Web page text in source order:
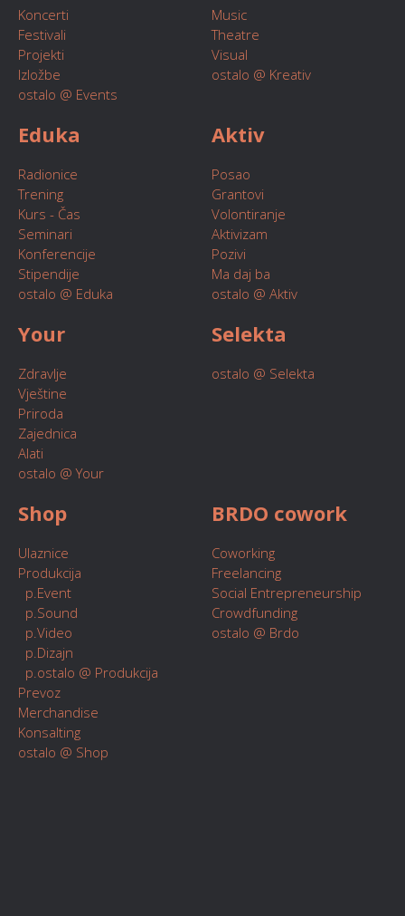
Koncerti
Festivali
Projekti
Izložbe
ostalo @ Events
Music
Theatre
Visual
ostalo @ Kreativ
Eduka
Radionice
Trening
Kurs - Čas
Seminari
Konferencije
Stipendije
ostalo @ Eduka
Aktiv
Posao
Grantovi
Volontiranje
Aktivizam
Pozivi
Ma daj ba
ostalo @ Aktiv
Your
Zdravlje
Vještine
Priroda
Zajednica
Alati
ostalo @ Your
Selekta
ostalo @ Selekta
Shop
Ulaznice
Produkcija
p.Event
p.Sound
p.Video
p.Dizajn
p.ostalo @ Produkcija
Prevoz
Merchandise
Konsalting
ostalo @ Shop
BRDO cowork
Coworking
Freelancing
Social Entrepreneurship
Crowdfunding
ostalo @ Brdo